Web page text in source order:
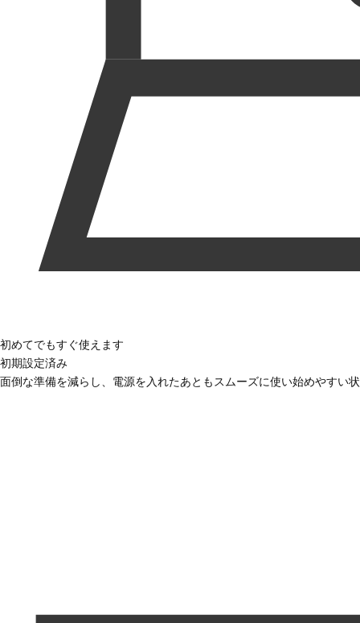
初めてでもすぐ使えます
初期設定済み
面倒な準備を減らし、電源を入れたあともスムーズに使い始めやすい